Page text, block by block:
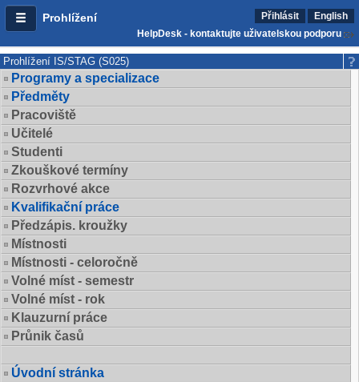
Prohlížení Přihlásit
English
HelpDesk - kontaktujte uživatelskou podporu
Prohlížení IS/STAG (S025)
Programy a specializace
Předměty
Pracoviště
Učitelé
Studenti
Zkouškové termíny
Rozvrhové akce
Kvalifikační práce
Předzápis. kroužky
Místnosti
Místnosti - celoročně
Volné míst - semestr
Volné míst - rok
Klauzurní práce
Průnik časů
Úvodní stránka